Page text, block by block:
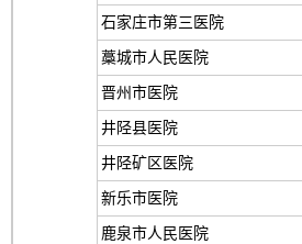
石家庄市第三医院
藁城市人民医院
晋州市医院
井陉县医院
井陉矿区医院
新乐市医院
鹿泉市人民医院